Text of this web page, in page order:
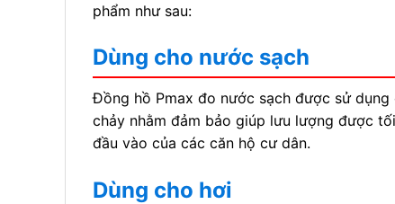
phẩm như sau:
Dùng cho nước sạch
Đồng hồ Pmax đo nước sạch được sử
chảy nhằm đảm bảo giúp lưu lượng được
đầu vào của các căn hộ cư dân.
Dùng cho hơi